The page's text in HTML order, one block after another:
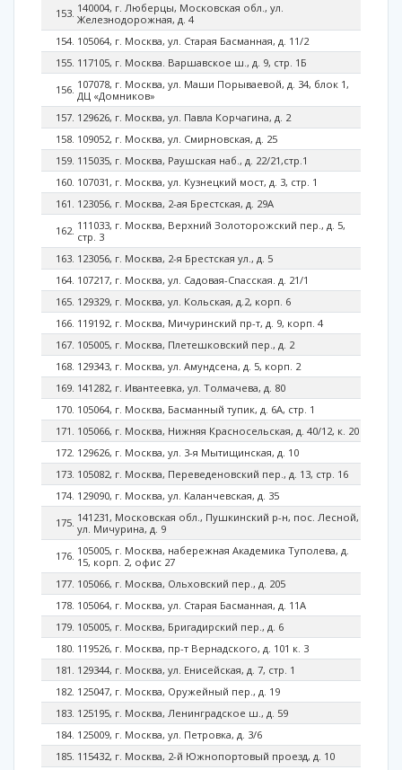
140004, г. Люберцы, Московская обл., ул.
Железнодорожная, д. 4
105064, г. Москва, ул. Старая Басманная, д. 11/2
117105, г. Москва. Варшавское ш., д. 9, стр. 1Б
107078, г. Москва, ул. Маши Порываевой, д. 34, блок 1,
ДЦ «Домников»
129626, г. Москва, ул. Павла Корчагина, д. 2
109052, г. Москва, ул. Смирновская, д. 25
115035, г. Москва, Раушская наб., д. 22/21,стр.1
107031, г. Москва, ул. Кузнецкий мост, д. 3, стр. 1
123056, г. Москва, 2-ая Брестская, д. 29А
111033, г. Москва, Верхний Золоторожский пер., д. 5,
стр. 3
123056, г. Москва, 2-я Брестская ул., д. 5
107217, г. Москва, ул. Садовая-Спасская. д. 21/1
129329, г. Москва, ул. Кольская, д.2, корп. 6
119192, г. Москва, Мичуринский пр-т, д. 9, корп. 4
105005, г. Москва, Плетешковский пер., д. 2
129343, г. Москва, ул. Амундсена, д. 5, корп. 2
141282, г. Ивантеевка, ул. Толмачева, д. 80
105064, г. Москва, Басманный тупик, д. 6А, стр. 1
105066, г. Москва, Нижняя Красносельская, д. 40/12, к. 20
129626, г. Москва, ул. 3-я Мытищинская, д. 10
105082, г. Москва, Переведеновский пер., д. 13, стр. 16
129090, г. Москва, ул. Каланчевская, д. 35
141231, Московская обл., Пушкинский р-н, пос. Лесной,
ул. Мичурина, д. 9
105005, г. Москва, набережная Академика Туполева, д.
15, корп. 2, офис 27
105066, г. Москва, Ольховский пер., д. 205
105064, г. Москва, ул. Старая Басманная, д. 11А
105005, г. Москва, Бригадирский пер., д. 6
119526, г. Москва, пр-т Вернадского, д. 101 к. 3
129344, г. Москва, ул. Енисейская, д. 7, стр. 1
125047, г. Москва, Оружейный пер., д. 19
125195, г. Москва, Ленинградское ш., д. 59
125009, г. Москва, ул. Петровка, д. 3/6
115432, г. Москва, 2-й Южнопортовый проезд, д. 10